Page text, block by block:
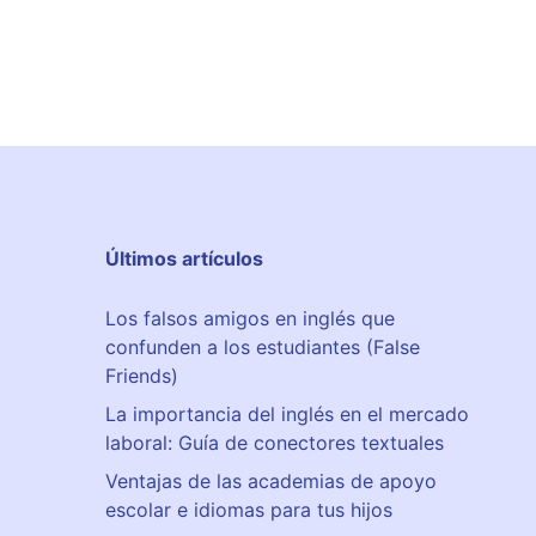
Últimos artículos
Los falsos amigos en inglés que
confunden a los estudiantes (False
Friends)
La importancia del inglés en el mercado
laboral: Guía de conectores textuales
Ventajas de las academias de apoyo
escolar e idiomas para tus hijos